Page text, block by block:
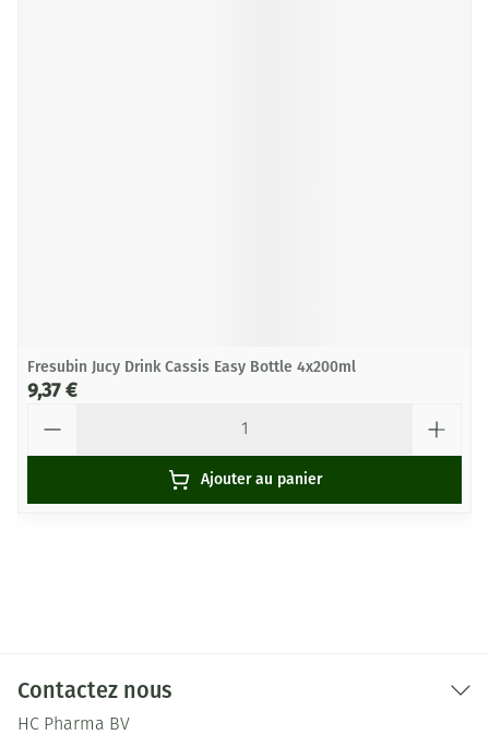
Fresubin Jucy Drink Cassis Easy Bottle 4x200ml
9,37 €
Ajouter au panier
Contactez nous
HC Pharma BV